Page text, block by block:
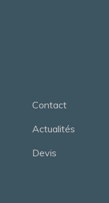
Contact
Actualités
Devis